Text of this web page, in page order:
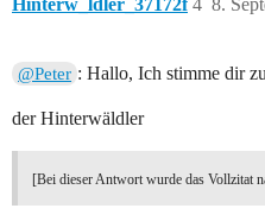
Hinterw_ldler_37172f 8.
4
@Peter : Hallo, Ich stimme dir
der Hinterwäldler
[Bei dieser Antwort wurde das Vollzitat